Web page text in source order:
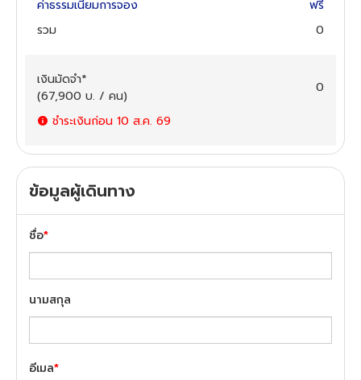
ค่าธรรมเนียมการจอง
ฟรี
รวม
0
เงินมัดจำ*
(67,900 บ. / คน)
0
ชำระเงินก่อน 10 ส.ค. 69
ข้อมูลผู้เดินทาง
ชื่อ*
นามสกุล
อีเมล*